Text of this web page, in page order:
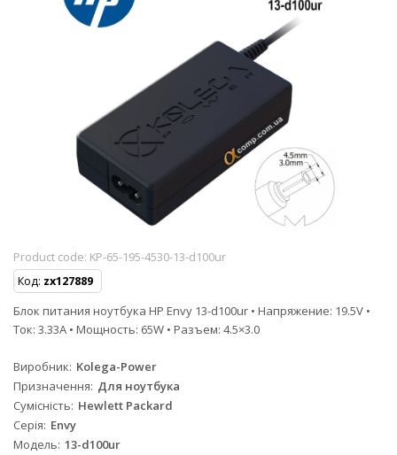
Product code: KP-65-195-4530-13-d100ur
Код: zx127889
Блок питания ноутбука HP Envy 13-d100ur • Напряжение: 19.5V •
Ток: 3.33A • Мощность: 65W • Разъем: 4.5×3.0
Виробник Kolega-Power
Призначення Для ноутбука
Сумісність Hewlett Packard
Серія Envy
Модель 13-d100ur